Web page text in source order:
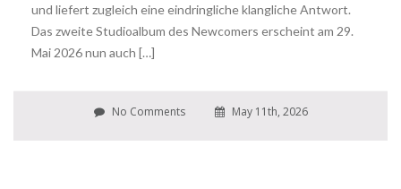
und liefert zugleich eine eindringliche klangliche Antwort.
Das zweite Studioalbum des Newcomers erscheint am 29.
Mai 2026 nun auch […]
No Comments May 11th, 2026